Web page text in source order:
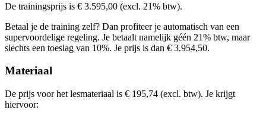
Lesdagen
maa02-11-20269:30 - 16:30
din03-11-20269:30 - 16:30
maa23-11-20269:30 - 16:30
maa14-12-2026
woe10-02-20279:30 - 16:30
don11-02-20279:30 - 16:30
don04-03-2027
Kies deze startdatum
Lesdagen
din18-05-20279:30 - 16:30
din08-06-2027
din 29-06-20279:30 - 16:30
De trainingsprijs is € 3.595,00 (excl. 21% btw).
Betaal je de training zelf? Dan profiteer je automatisch van een
supervoordelige regeling. Je betaalt namelijk géén 21% btw, maar
slechts een toeslag van 10%. Je prijs is dan € 3.954,50.
Materiaal
De prijs voor het lesmateriaal is € 195,74 (excl. btw). Je krijgt
hiervoor: